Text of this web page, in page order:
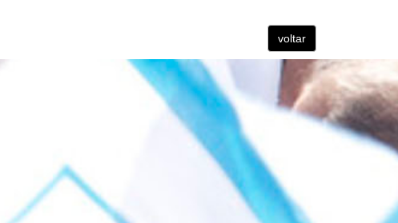
voltar